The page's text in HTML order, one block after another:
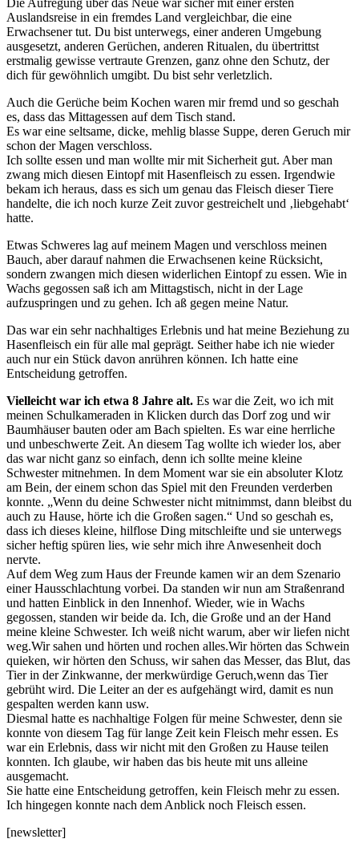
Auslandsreise in ein fremdes Land vergleichbar, die eine
Erwachsener tut. Du bist unterwegs, einer anderen Umgebung
ausgesetzt, anderen Gerüchen, anderen Ritualen, du übertrittst
erstmalig gewisse vertraute Grenzen, ganz ohne den Schutz, der
dich für gewöhnlich umgibt. Du bist sehr verletzlich.
Auch die Gerüche beim Kochen waren mir fremd und so geschah
es, dass das Mittagessen auf dem Tisch stand.
Es war eine seltsame, dicke, mehlig blasse Suppe, deren Geruch mir
schon der Magen verschloss.
Ich sollte essen und man wollte mir mit Sicherheit gut. Aber man
zwang mich diesen Eintopf mit Hasenfleisch zu essen. Irgendwie
bekam ich heraus, dass es sich um genau das Fleisch dieser Tiere
handelte, die ich noch kurze Zeit zuvor gestreichelt und ‚liebgehabt‘
hatte.
Etwas Schweres lag auf meinem Magen und verschloss meinen
Bauch, aber darauf nahmen die Erwachsenen keine Rücksicht,
sondern zwangen mich diesen widerlichen Eintopf zu essen. Wie in
Wachs gegossen saß ich am Mittagstisch, nicht in der Lage
aufzuspringen und zu gehen. Ich aß gegen meine Natur.
Das war ein sehr nachhaltiges Erlebnis und hat meine Beziehung zu
Hasenfleisch ein für alle mal geprägt. Seither habe ich nie wieder
auch nur ein Stück davon anrühren können. Ich hatte eine
Entscheidung getroffen.
Vielleicht war ich etwa 8 Jahre alt. Es war die Zeit, wo ich mit
meinen Schulkameraden in Klicken durch das Dorf zog und wir
Baumhäuser bauten oder am Bach spielten. Es war eine herrliche
und unbeschwerte Zeit. An diesem Tag wollte ich wieder los, aber
das war nicht ganz so einfach, denn ich sollte meine kleine
Schwester mitnehmen. In dem Moment war sie ein absoluter Klotz
am Bein, der einem schon das Spiel mit den Freunden verderben
konnte. „Wenn du deine Schwester nicht mitnimmst, dann bleibst du
auch zu Hause, hörte ich die Großen sagen.“ Und so geschah es,
dass ich dieses kleine, hilflose Ding mitschleifte und sie unterwegs
sicher heftig spüren lies, wie sehr mich ihre Anwesenheit doch
nervte.
Auf dem Weg zum Haus der Freunde kamen wir an dem Szenario
einer Hausschlachtung vorbei. Da standen wir nun am Straßenrand
und hatten Einblick in den Innenhof. Wieder, wie in Wachs
gegossen, standen wir beide da. Ich, die Große und an der Hand
meine kleine Schwester. Ich weiß nicht warum, aber wir liefen nicht
weg.Wir sahen und hörten und rochen alles.Wir hörten das Schwein
quieken, wir hörten den Schuss, wir sahen das Messer, das Blut, das
Tier in der Zinkwanne, der merkwürdige Geruch,wenn das Tier
gebrüht wird. Die Leiter an der es aufgehängt wird, damit es nun
gespalten werden kann usw.
Diesmal hatte es nachhaltige Folgen für meine Schwester, denn sie
konnte von diesem Tag für lange Zeit kein Fleisch mehr essen. Es
war ein Erlebnis, dass wir nicht mit den Großen zu Hause teilen
konnten. Ich glaube, wir haben das bis heute mit uns alleine
ausgemacht.
Sie hatte eine Entscheidung getroffen, kein Fleisch mehr zu essen.
Ich hingegen konnte nach dem Anblick noch Fleisch essen.
[newsletter]